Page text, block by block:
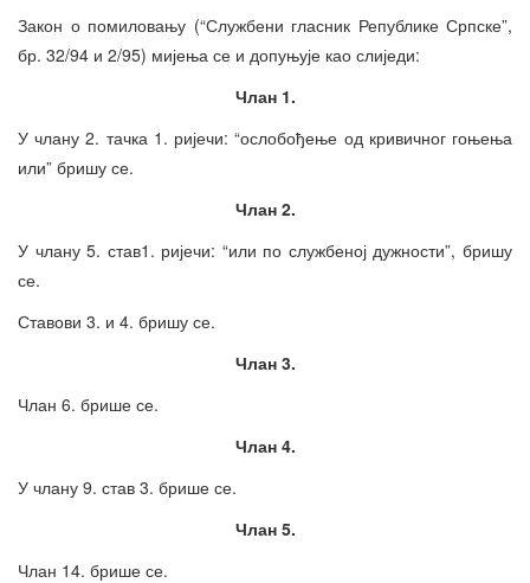
Закон о помиловању (“Службени гласник Републике Српске”,
бр. 32/94 и 2/95) мијења се и допуњује као слиједи:
Члан 1.
У члану 2. тачка 1. ријечи: “ослобођење од кривичног гоњења
или” бришу се.
Члан 2.
У члану 5. став1. ријечи: “или по службеној дужности”, бришу
се.
Ставови 3. и 4. бришу се.
Члан 3.
Члан 6. брише се.
Члан 4.
У члану 9. став 3. брише се.
Члан 5.
Члан 14. брише се.